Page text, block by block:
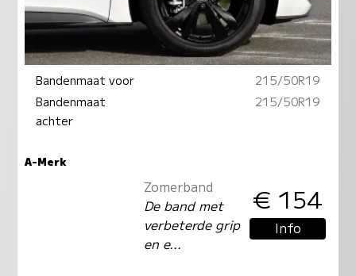
Bandenmaat voor
215/50R19
Bandenmaat
achter
215/50R19
A-Merk
Zomerband
De band met
verbeterde grip
en e...
€ 154
Info